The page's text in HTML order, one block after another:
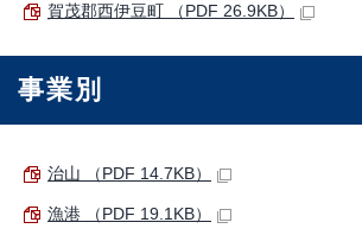
賀茂郡西伊豆町 （PDF 26.9KB）
事業別
治山 （PDF 14.7KB）
漁港 （PDF 19.1KB）